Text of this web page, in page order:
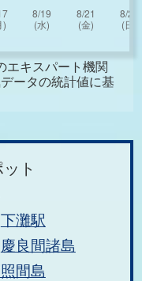
エキスパート機関
ータの統計値に基
ト
下灘駅
慶良間諸島
間島